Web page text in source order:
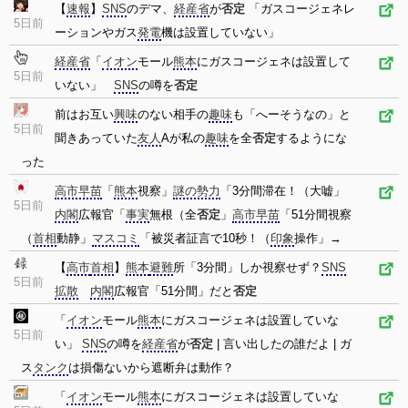
5日前
【速報 】 SNSのデマ、 経産省が否定 「ガスコージェネレ
ーションやガス発電機は設置していない」
5日前
経産省 「 イオンモール熊本にガスコージェネは設置して
いない」 SNSの噂を否定
5日前
前はお互い興味のない相手の趣味も「へーそうなの」と
聞きあっていた友人Aが私の趣味を全否定するようにな
った
5日前
高市早苗 「 熊本視察」 謎の勢力 「3分間滞在！（大嘘」
内閣広報官「 事実無根（全否定 」 高市早苗 「51分間視察
（首相動静」 マスコミ 「被災者証言で10秒！（ 印象操作」→
5日前
【高市首相 】 熊本避難所「3分間」しか視察せず？ SNS
拡散
内閣広報官「51分間」だと 否定
5日前
「 イオンモール熊本にガスコージェネは設置していな
い」 SNSの噂を経産省が否定 | 言い出したの誰だよ | ガ
スタンク は損傷ないから遮断弁は動作？
「 イオンモール熊本にガスコージェネは設置していな